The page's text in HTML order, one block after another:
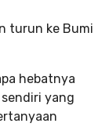
turun ke Bumi
hebatnya
yang